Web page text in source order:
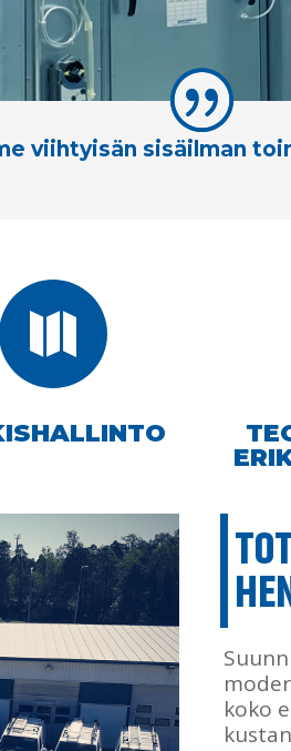
viihtyisän sisäilman

koko